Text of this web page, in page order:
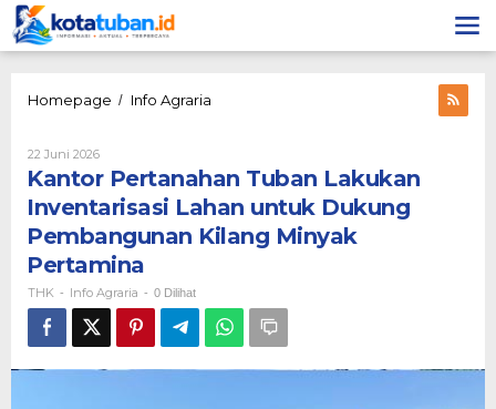
Lewati
ke
konten
Homepage / Info Agraria
Inventarisasi
untuk
Dukung
Pertamina
22 Juni 2026Oleh
THK
Kantor Pertanahan Tuban Lakukan
Inventarisasi Lahan untuk Dukung
Pembangunan Kilang Minyak
Pertamina
THK - Info Agraria - 0 Dilihat